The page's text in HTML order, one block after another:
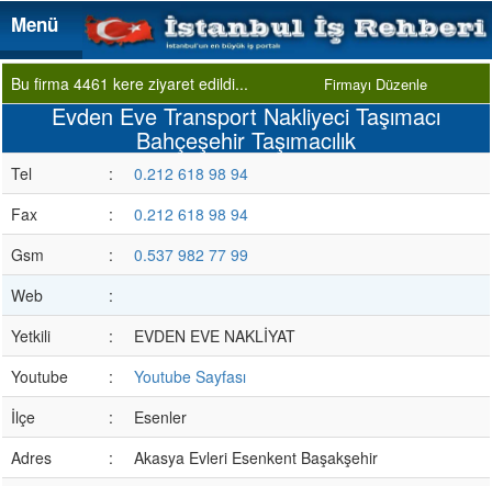
Menü
Menü
Bu firma 4461 kere ziyaret edildi... Firmayı Düzenle
Evden Eve Transport Nakliyeci Taşımacı
Bahçeşehir Taşımacılık
Tel :
0.212 618 98 94
Fax
:
0.212 618 98 94
Gsm
:
0.537 982 77 99
Web
:
Yetkili
:
EVDEN EVE NAKLİYAT
Youtube
:
Youtube Sayfası
İlçe
:
Esenler
Adres
:
Akasya Evleri Esenkent Başakşehir